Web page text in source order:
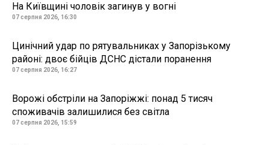
На Київщині чоловік загинув у вогні
07 серпня 2026, 16:30
Цинічний удар по рятувальниках у Запорізькому
районі: двоє бійців ДСНС дістали поранення
07 серпня 2026, 16:27
Ворожі обстріли на Запоріжжі: понад 5 тисяч
споживачів залишилися без світла
07 серпня 2026, 15:59